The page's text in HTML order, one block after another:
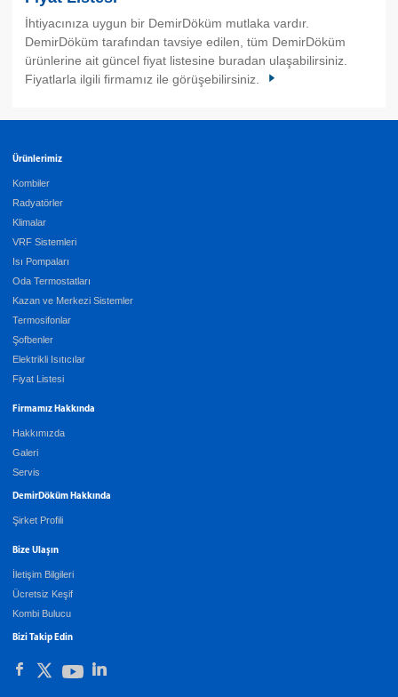
İhtiyacınıza uygun bir DemirDöküm mutlaka vardır.
DemirDöküm tarafından tavsiye edilen, tüm DemirDöküm
ürünlerine ait güncel fiyat listesine buradan ulaşabilirsiniz.
Fiyatlarla ilgili firmamız ile görüşebilirsiniz.
Ürünlerimiz
Kombiler
Radyatörler
Klimalar
VRF Sistemleri
Isı Pompaları
Oda Termostatları
Kazan ve Merkezi Sistemler
Termosifonlar
Şofbenler
Elektrikli Isıtıcılar
Fiyat Listesi
Firmamız Hakkında
Hakkımızda
Galeri
Servis
DemirDöküm Hakkında
Şirket Profili
Bize Ulaşın
İletişim Bilgileri
Ücretsiz Keşif
Kombi Bulucu
Bizi Takip Edin